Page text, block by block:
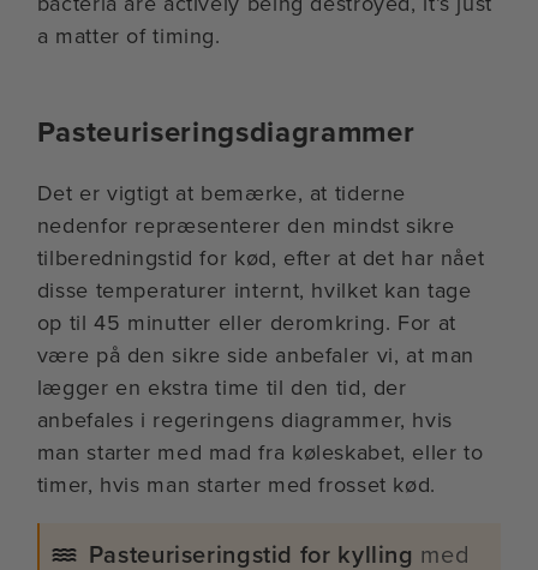
a matter of timing.
Pasteuriseringsdiagrammer
Det er vigtigt at bemærke, at tiderne
nedenfor repræsenterer den mindst sikre
tilberedningstid for kød, efter at det har nået
disse temperaturer internt, hvilket kan tage
op til 45 minutter eller deromkring. For at
være på den sikre side anbefaler vi, at man
lægger en ekstra time til den tid, der
anbefales i regeringens diagrammer, hvis
man starter med mad fra køleskabet, eller to
timer, hvis man starter med frosset kød.
Pasteuriseringstid for kylling med